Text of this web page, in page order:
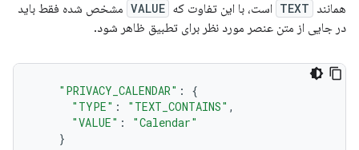
همانند TEXT است، با این تفاوت که VALUE مشخص شده فقط باید
در جایی از متن عنصر مورد نظر برای تطبیق ظاهر شود.
"PRIVACY_CALENDAR" :
{
"TYPE" : "TEXT_CONTAINS" ,
"VALUE" :
"Calendar"
}